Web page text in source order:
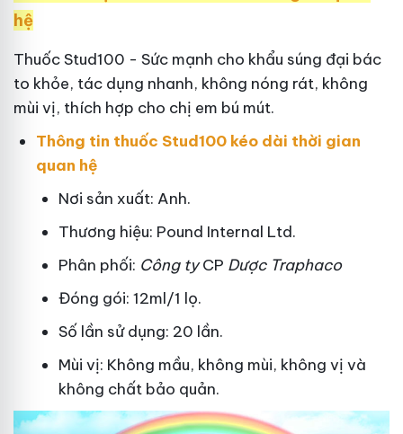
hệ
Thuốc Stud100 - Sức mạnh cho khẩu súng đại bác
to khỏe, tác dụng nhanh, không nóng rát, không
mùi vị, thích hợp cho chị em bú mút.
Thông tin thuốc Stud100 kéo dài thời gian
quan hệ
Nơi sản xuất: Anh.
Thương hiệu: Pound Internal Ltd.
Phân phối: Công tyCP Dược Traphaco
Đóng gói: 12ml/1 lọ.
Số lần sử dụng: 20 lần.
Mùi vị: Không mầu, không mùi, không vị và
không chất bảo quản.